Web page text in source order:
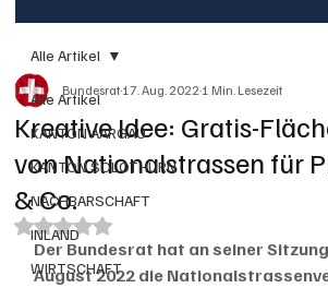
Alle Artikel
KANTON AARGAU
KANTON SOLOTHURN
NACHBARSCHAFT
INLAND
WIRTSCHAFT
Alle Artikel
Kreative Idee: Gratis-
von Nationalstrassen für
& Co.
Bundesrat17. Aug. 20221 Min. Lesezeit
Mit NaN von 5 Sternen bewertet.
Der Bundesrat hat an seiner
August 2022 die